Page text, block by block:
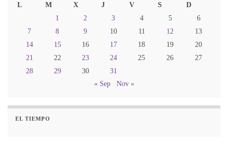
L M X J V S
D
1
2 3 4 5
6
7
8 9 10 11 12
13
14
15 16 17 18 19
20
21
22 23 24 25 26
27
28
29 30
31
« Sep
Nov »
EL TIEMPO